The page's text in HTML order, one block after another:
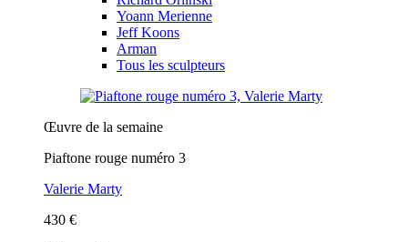
Yoann Merienne
Jeff Koons
Arman
Tous les sculpteurs
Œuvre de la semaine
Piaftone rouge numéro 3
Valerie Marty
430 €